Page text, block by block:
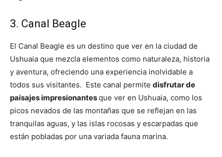
3. Canal Beagle
El Canal Beagle es un destino que ver en la ciudad de
Ushuaia que mezcla elementos como naturaleza, historia
y aventura, ofreciendo una experiencia inolvidable a
todos sus visitantes. Este canal permite disfrutar de
paisajes impresionantesque ver en Ushuaia, como los
picos nevados de las montañas que se reflejan en las
tranquilas aguas, y las islas rocosas y escarpadas que
están pobladas por una variada fauna marina.